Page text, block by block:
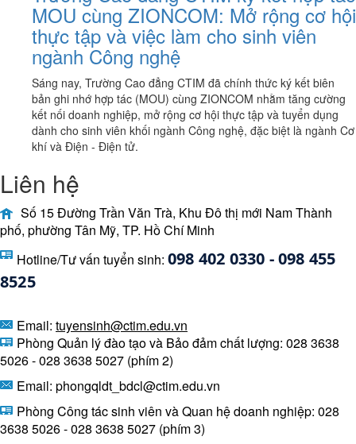
MOU cùng ZIONCOM: Mở rộng cơ hội
thực tập và việc làm cho sinh viên
ngành Công nghệ
Sáng nay, Trường Cao đẳng CTIM đã chính thức ký kết biên
bản ghi nhớ hợp tác (MOU) cùng ZIONCOM nhằm tăng cường
kết nối doanh nghiệp, mở rộng cơ hội thực tập và tuyển dụng
dành cho sinh viên khối ngành Công nghệ, đặc biệt là ngành Cơ
khí và Điện - Điện tử.
Liên hệ
Số 15 Đường Trần Văn Trà, Khu Đô thị mới Nam Thành
phố, phường Tân Mỹ, TP. Hồ Chí Minh
Hotline/Tư vấn tuyển sinh: 098 402 0330 - 098 455
8525
Email: tuyensinh@ctim.edu.vn
Phòng Quản lý đào tạo và Bảo đảm chất lượng: 028 3638
5026 - 028 3638 5027 (phím 2)
Email: phongqldt_bdcl@ctim.edu.vn
Phòng Công tác sinh viên và Quan hệ doanh nghiệp: 028
3638 5026 - 028 3638 5027 (phím 3)